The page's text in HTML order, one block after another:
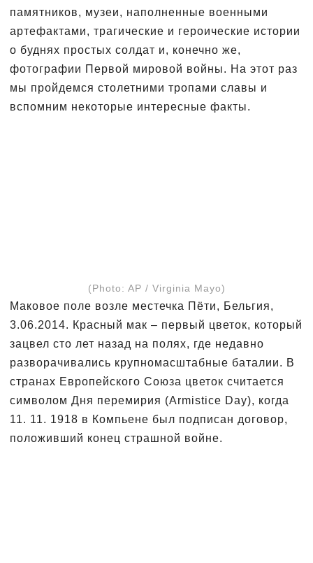
памятников, музеи, наполненные военными
артефактами, трагические и героические истории
о буднях простых солдат и, конечно же,
фотографии Первой мировой войны. На этот раз
мы пройдемся столетними тропами славы и
вспомним некоторые интересные факты.
(Photo: AP / Virginia Mayo)
Маковое поле возле местечка Пёти, Бельгия,
3.06.2014. Красный мак – первый цветок, который
зацвел сто лет назад на полях, где недавно
разворачивались крупномасштабные баталии. В
странах Европейского Союза цветок считается
символом Дня перемирия (Armistice Day), когда
11. 11. 1918 в Компьене был подписан договор,
положивший конец страшной войне.